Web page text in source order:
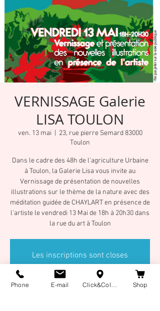
VERNISSAGE Galerie
LISA TOULON
ven. 13 mai
  |
23, rue pierre Semard 83000
Toulon
Dans le cadre des 48h de l'agriculture Urbaine
à Toulon, la Galerie Lisa vous invite au
Vernissage de présentation de nouvelles
illustrations sur le thème de la nature avec des
méditation guidée de CHAYLART en présence de
l'artiste le vendredi 13 Mai de 18h à 20h30 dans
la rue du art à Toulon
Les inscriptions sont closes
Voir autres événements
Phone E-mail Shop